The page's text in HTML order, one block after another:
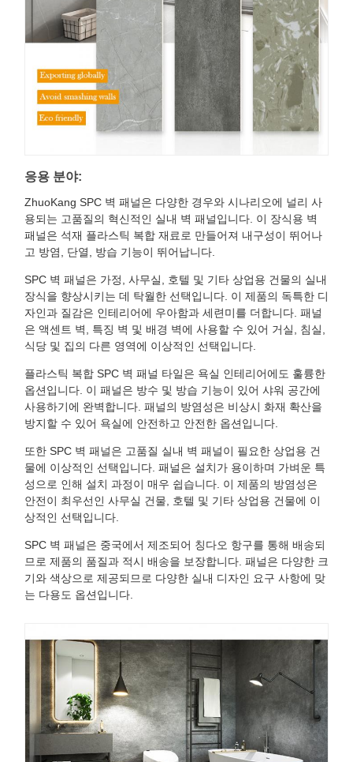
응용 분야:
ZhuoKang SPC 벽 패널은 다양한 경우와 시나리오에 널리 사
용되는 고품질의 혁신적인 실내 벽 패널입니다. 이 장식용 벽
패널은 석재 플라스틱 복합 재료로 만들어져 내구성이 뛰어나
고 방염, 단열, 방습 기능이 뛰어납니다.
SPC 벽 패널은 가정, 사무실, 호텔 및 기타 상업용 건물의 실내
장식을 향상시키는 데 탁월한 선택입니다. 이 제품의 독특한 디
자인과 질감은 인테리어에 우아함과 세련미를 더합니다. 패널
은 액센트 벽, 특징 벽 및 배경 벽에 사용할 수 있어 거실, 침실,
식당 및 집의 다른 영역에 이상적인 선택입니다.
플라스틱 복합 SPC 벽 패널 타일은 욕실 인테리어에도 훌륭한
옵션입니다. 이 패널은 방수 및 방습 기능이 있어 샤워 공간에
사용하기에 완벽합니다. 패널의 방염성은 비상시 화재 확산을
방지할 수 있어 욕실에 안전하고 안전한 옵션입니다.
또한 SPC 벽 패널은 고품질 실내 벽 패널이 필요한 상업용 건
물에 이상적인 선택입니다. 패널은 설치가 용이하며 가벼운 특
성으로 인해 설치 과정이 매우 쉽습니다. 이 제품의 방염성은
안전이 최우선인 사무실 건물, 호텔 및 기타 상업용 건물에 이
상적인 선택입니다.
SPC 벽 패널은 중국에서 제조되어 칭다오 항구를 통해 배송되
므로 제품의 품질과 적시 배송을 보장합니다. 패널은 다양한 크
기와 색상으로 제공되므로 다양한 실내 디자인 요구 사항에 맞
는 다용도 옵션입니다.